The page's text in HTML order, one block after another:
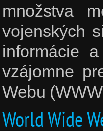
množstva
vojenských
informácie
vzájomne
Webu
World Wide